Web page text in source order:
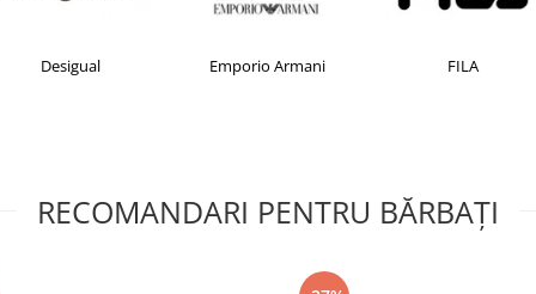
Desigual Emporio Armani FILA
RECOMANDARI PENTRU BĂRBAŢI